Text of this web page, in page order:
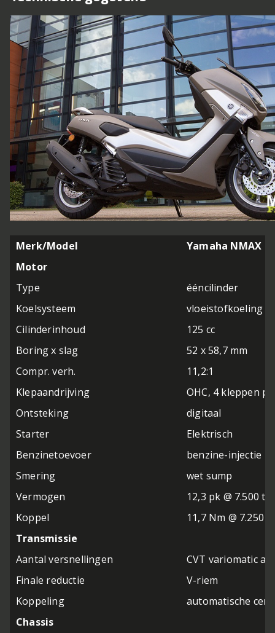
Merk/Model
Yamaha NMAX
Motor
Type
ééncilinder
Koelsysteem
vloeistofkoeling
Cilinderinhoud
125 cc
Boring x slag
52 x 58,7 mm
Compr. verh.
11,2:1
Klepaandrijving
OHC, 4 kleppen
Ontsteking
digitaal
Starter
Elektrisch
Benzinetoevoer
benzine-injectie
Smering
wet sump
Vermogen
12,3 pk @ 7.500
Koppel
11,7 Nm @ 7.250
Transmissie
Aantal versnellingen
CVT variomatic
Finale reductie
V-riem
Koppeling
automatische
Chassis